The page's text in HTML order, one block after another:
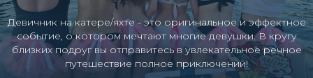
Девичник на катере/яхте - это оригинальное и эффектное
событие, о котором мечтают многие девушки. В кругу
близких подруг вы отправитесь в увлекательное речное
путешествие полное приключений!